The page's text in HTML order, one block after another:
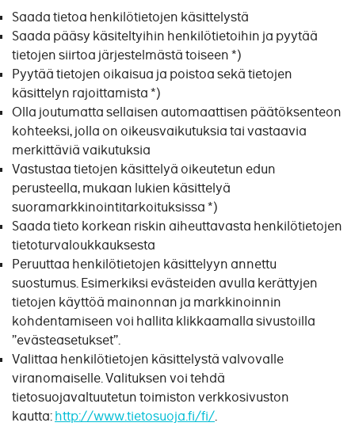
Saada tietoa henkilötietojen käsittelystä
Saada pääsy käsiteltyihin henkilötietoihin ja pyytää
tietojen siirtoa järjestelmästä toiseen *)
Pyytää tietojen oikaisua ja poistoa sekä tietojen
käsittelyn rajoittamista *)
Olla joutumatta sellaisen automaattisen päätöksenteon
kohteeksi, jolla on oikeusvaikutuksia tai vastaavia
merkittäviä vaikutuksia
Vastustaa tietojen käsittelyä oikeutetun edun
perusteella, mukaan lukien käsittelyä
suoramarkkinointitarkoituksissa *)
Saada tieto korkean riskin aiheuttavasta henkilötietojen
tietoturvaloukkauksesta
Peruuttaa henkilötietojen käsittelyyn annettu
suostumus. Esimerkiksi evästeiden avulla kerättyjen
tietojen käyttöä mainonnan ja markkinoinnin
kohdentamiseen voi hallita klikkaamalla sivustoilla
”evästeasetukset”.
Valittaa henkilötietojen käsittelystä valvovalle
viranomaiselle. Valituksen voi tehdä
tietosuojavaltuutetun toimiston verkkosivuston
kautta:http://www.tietosuoja.fi/fi/.